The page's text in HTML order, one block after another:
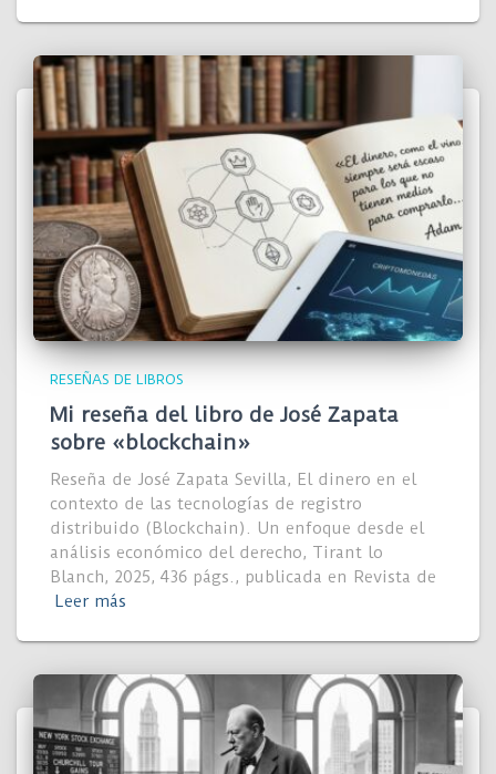
RESEÑAS DE LIBROS
Mi reseña del libro de José Zapata
sobre «blockchain»
Reseña de José Zapata Sevilla, El dinero en el
contexto de las tecnologías de registro
distribuido (Blockchain). Un enfoque desde el
análisis económico del derecho, Tirant lo
Blanch, 2025, 436 págs., publicada en Revista de
Leer más